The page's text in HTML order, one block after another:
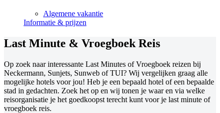
Algemene vakantie
Informatie & prijzen
Last Minute & Vroegboek Reis
Op zoek naar interessante Last Minutes of Vroegboek reizen bij
Neckermann, Sunjets, Sunweb of TUI? Wij vergelijken graag alle
mogelijke hotels voor jou! Heb je een bepaald hotel of een bepaalde
stad in gedachten. Zoek het op en wij tonen je waar en via welke
reisorganisatie je het goedkoopst terecht kunt voor je last minute of
vroegboek reis.